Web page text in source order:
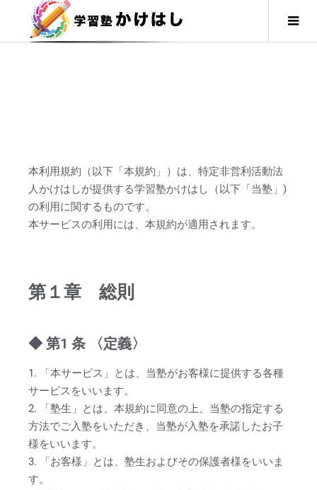
本利用規約（以下「本規約」）は、特定非営利活動法
人かけはしが提供する学習塾かけはし（以下「当塾」)
の利用に関するものです。
本サービスの利用には、本規約が適用されます。
第１章 総則
◆ 第1 条 〈定義〉
1. 「本サービス」とは、当塾がお客様に提供する各種
サービスをいいます。
2. 「塾生」とは、本規約に同意の上、当塾の指定する
方法でご入塾をいただき、当塾が入塾を承諾したお子
様をいいます。
3. 「お客様」とは、塾生およびその保護者様をいいま
す。